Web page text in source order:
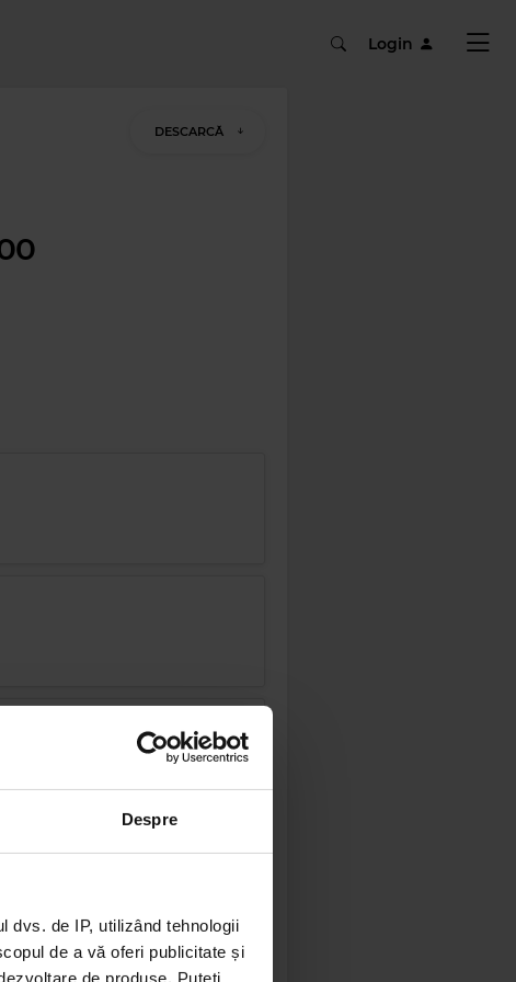
Despre
dvs. de IP, utilizând tehnologii
de a vă oferi publicitate și
Login
DESCARCĂ